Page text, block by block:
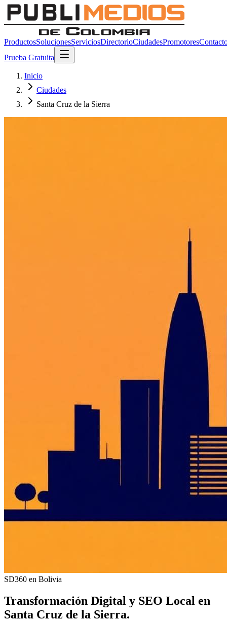
ProductosSolucionesServiciosDirectorioCiudadesPromotores
Prueba Gratuita
Inicio
Ciudades
Santa Cruz de la Sierra
SD360 en Bolivia
Transformación Digital y SEO Local en
Santa Cruz de la Sierra.